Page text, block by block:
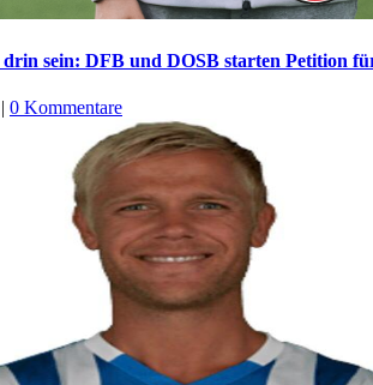
drin sein: DFB und DOSB starten Petition
| 0 Kommentare